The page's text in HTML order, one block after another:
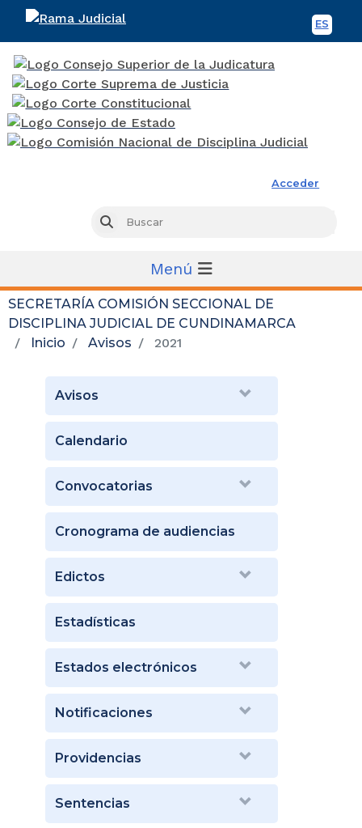
ES
Acceder
Buscar
Menú
SECRETARÍA COMISIÓN SECCIONAL DE
DISCIPLINA JUDICIAL DE CUNDINAMARCA
Inicio
Avisos 2021
Avisos
Calendario
Convocatorias
Cronograma de audiencias
Edictos
Estadísticas
Estados electrónicos
Notificaciones
Providencias
Sentencias